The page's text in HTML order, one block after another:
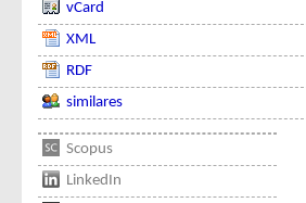
vCard
XML
RDF
similares
Scopus
LinkedIn